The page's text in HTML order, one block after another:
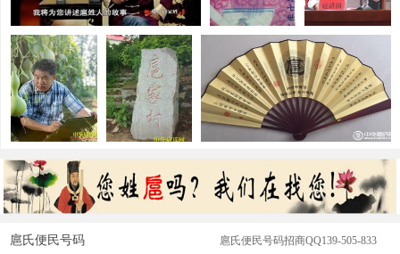
山东电视电视台《细说百家姓》
之扈姓报道
著名明朝大臣
扈永通
扈氏寻踪：百
年散居八方，
今朝盼血脉归
宗—
“最葫芦”扈鲁
写意葫芦国画
作品巡展将在
江西九江高垅
扈家村
扈氏文化产品-扇子
扈氏便民号码招商QQ139-505-833
扈氏便民号码